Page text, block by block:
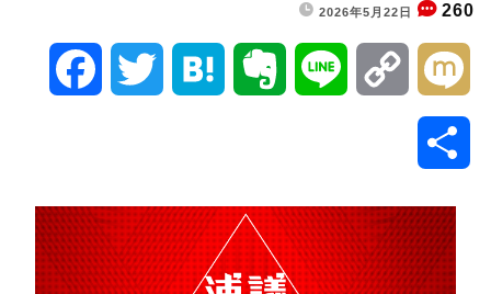
2026年5月22日 260
e
b
t
t
e
n
r
n
e
o
y
L